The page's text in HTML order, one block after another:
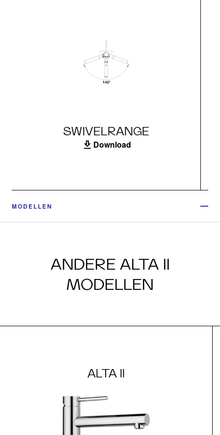
SWIVELRANGE
Download
MODELLEN
ANDERE ALTA II
MODELLEN
ALTA II